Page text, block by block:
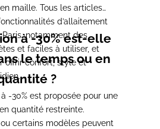
maille. Tous les articles
d’allaitement
Paris, notamment des
et faciles à utiliser, et
offrir confort, style et
à -30% est-elle
le temps ou en
?
-30% est proposée pour une
quantité restreinte.
certains modèles peuvent